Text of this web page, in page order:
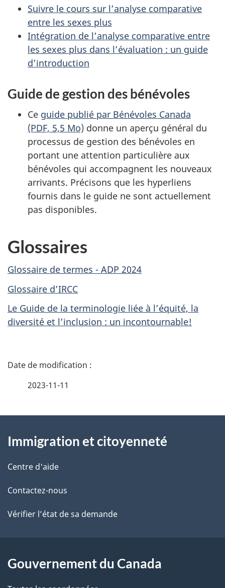
Suivre le cours sur l’analyse comparative
entre les sexes plus
Intégration de l’analyse comparative entre
les sexes plus dans l’évaluation : un guide
d’introduction
Guide de gestion des bénévoles
Ce guide publié par Bénévoles Canada
(PDF, 5,5 Mo) donne un aperçu général du
processus de gestion des bénévoles en
portant une attention particulière aux
bénévoles qui accompagnent les nouveaux
arrivants. Précisons que les hyperliens
fournis dans le guide ne sont actuellement
pas disponibles.
Glossaires
Glossaire de termes - ADP 2024
Glossaire d’IRCC
Le Guide de la terminologie liée à l’équité, la
diversité et l’inclusion : un incontournable!
D
i
l
s
d
l
2023-11-11
propos
de
ce
site
Immigration et citoyenneté
Centre d'aide
Contactez-nous
Vérifier l’état de sa demande
Gouvernement du Canada